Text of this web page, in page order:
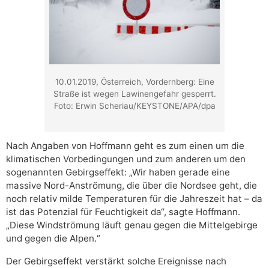
10.01.2019, Österreich, Vordernberg: Eine
Straße ist wegen Lawinengefahr gesperrt.
Foto: Erwin Scheriau/KEYSTONE/APA/dpa
Nach Angaben von Hoffmann geht es zum einen um die
klimatischen Vorbedingungen und zum anderen um den
sogenannten Gebirgseffekt: „Wir haben gerade eine
massive Nord-Anströmung, die über die Nordsee geht, die
noch relativ milde Temperaturen für die Jahreszeit hat – da
ist das Potenzial für Feuchtigkeit da“, sagte Hoffmann.
„Diese Windströmung läuft genau gegen die Mittelgebirge
und gegen die Alpen.“
Der Gebirgseffekt verstärkt solche Ereignisse nach